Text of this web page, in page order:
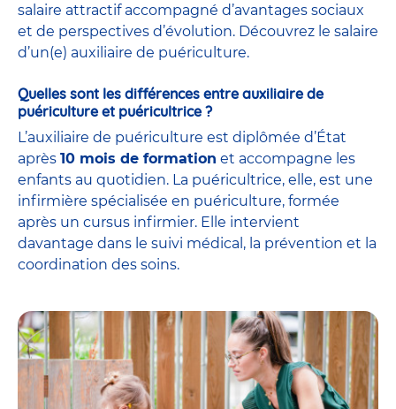
salaire attractif accompagné d’avantages sociaux
et de perspectives d’évolution. Découvrez le salaire
d’un(e) auxiliaire de puériculture.
Quelles sont les différences entre auxiliaire de
puériculture et puéricultrice ?
L’auxiliaire de puériculture est diplômée d’État
après 10 mois de formation et accompagne les
enfants au quotidien. La puéricultrice, elle, est une
infirmière spécialisée en puériculture, formée
après un cursus infirmier. Elle intervient
davantage dans le suivi médical, la prévention et la
coordination des soins.